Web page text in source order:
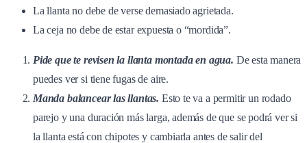
La llanta no debe de verse demasiado agrietada.
La ceja no debe de estar expuesta o “mordida”.
Pide que te revisen la llanta montada en agua. De esta manera
puedes ver si tiene fugas de aire.
Manda balancear las llantas. Esto te va a permitir un rodado
parejo y una duración más larga, además de que se podrá ver si
la llanta está con chipotes y cambiarla antes de salir del